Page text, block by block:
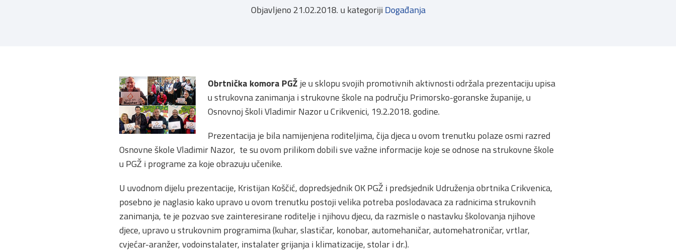
Objavljeno 21.02.2018. u kategoriji Događanja
Obrtnička komora PGŽ je u sklopu svojih promotivnih aktivnosti održala prezentaciju upisa
u strukovna zanimanja i strukovne škole na području Primorsko-goranske županije, u
Osnovnoj školi Vladimir Nazor u Crikvenici, 19.2.2018. godine.
Prezentacija je bila namijenjena roditeljima, čija djeca u ovom trenutku polaze osmi razred
Osnovne škole Vladimir Nazor, te su ovom prilikom dobili sve važne informacije koje se odnose na strukovne škole
u PGŽ i programe za koje obrazuju učenike.
U uvodnom dijelu prezentacije, Kristijan Koščić, dopredsjednik OK PGŽ i predsjednik Udruženja obrtnika Crikvenica,
posebno je naglasio kako upravo u ovom trenutku postoji velika potreba poslodavaca za radnicima strukovnih
zanimanja, te je pozvao sve zainteresirane roditelje i njihovu djecu, da razmisle o nastavku školovanja njihove
djece, upravo u strukovnim programima (kuhar, slastičar, konobar, automehaničar, automehatroničar, vrtlar,
cvjećar-aranžer, vodoinstalater, instalater grijanja i klimatizacije, stolar i dr.).